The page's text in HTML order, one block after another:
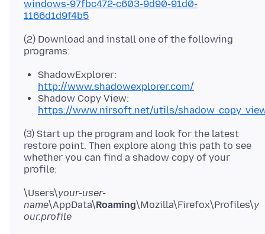
windows-97fbc472-c603-9d90-91d0-
1166d1d9f4b5
(2) Download and install one of the following
ShadowExplorer:
http://www.shadowexplorer.com/
Shadow Copy View:
https://www.nirsoft.net/utils/
(3) Start up the program and look for the latest
restore point. Then explore along this path to see
whether you can find a shadow copy of your
\Users\your-user-
name\AppData\Roaming\Mozilla\Firefox\Profiles\y
our.profile